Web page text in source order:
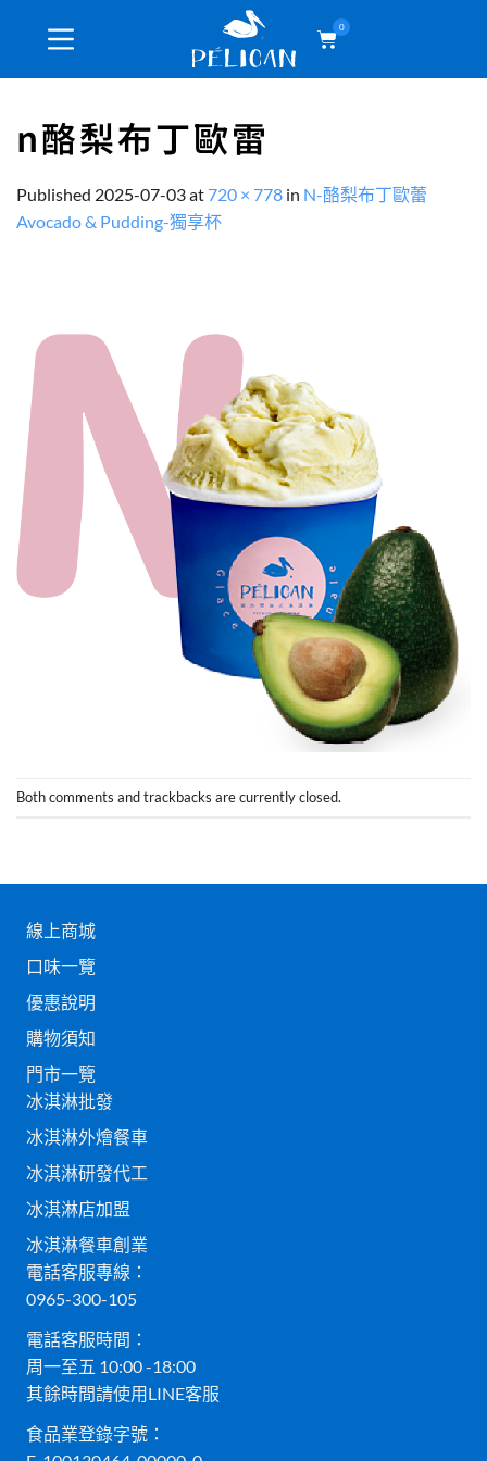
0
n酪梨布丁歐雷
Published 2025-07-03at 720 × 778 in N-酪梨布丁歐蕾
Avocado & Pudding-獨享杯
Both comments and trackbacks are currently closed.
線上商城
口味一覽
優惠說明
購物須知
門市一覽
冰淇淋批發
冰淇淋外燴餐車
冰淇淋研發代工
冰淇淋店加盟
冰淇淋餐車創業
電話客服專線：
0965-300-105
電話客服時間：
周一至五 10:00 -18:00
其餘時間請使用LINE客服
食品業登錄字號：